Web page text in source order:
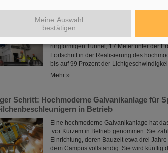
der Erde, eingebaut
Der Startschuss für die Installation der
präzisen Montagearbeiten in den
Darmstadt haben begonnen: Die ersten
ringförmigen Tunnel, 17 Meter unter der
Fortschritt in der Realisierung des
bis auf 99 Prozent der
Mehr »
Schritt: Hochmoderne Galvanikanlage für
in Betrieb
Eine hochmoderne Galvanikanlage hat
vor Kurzem in Betrieb genommen. Sie
Einrichtung, deren Bauzeit etwa drei
dem Campus vollständig. Sie wird künftig
Meine Auswahl
bestätigen